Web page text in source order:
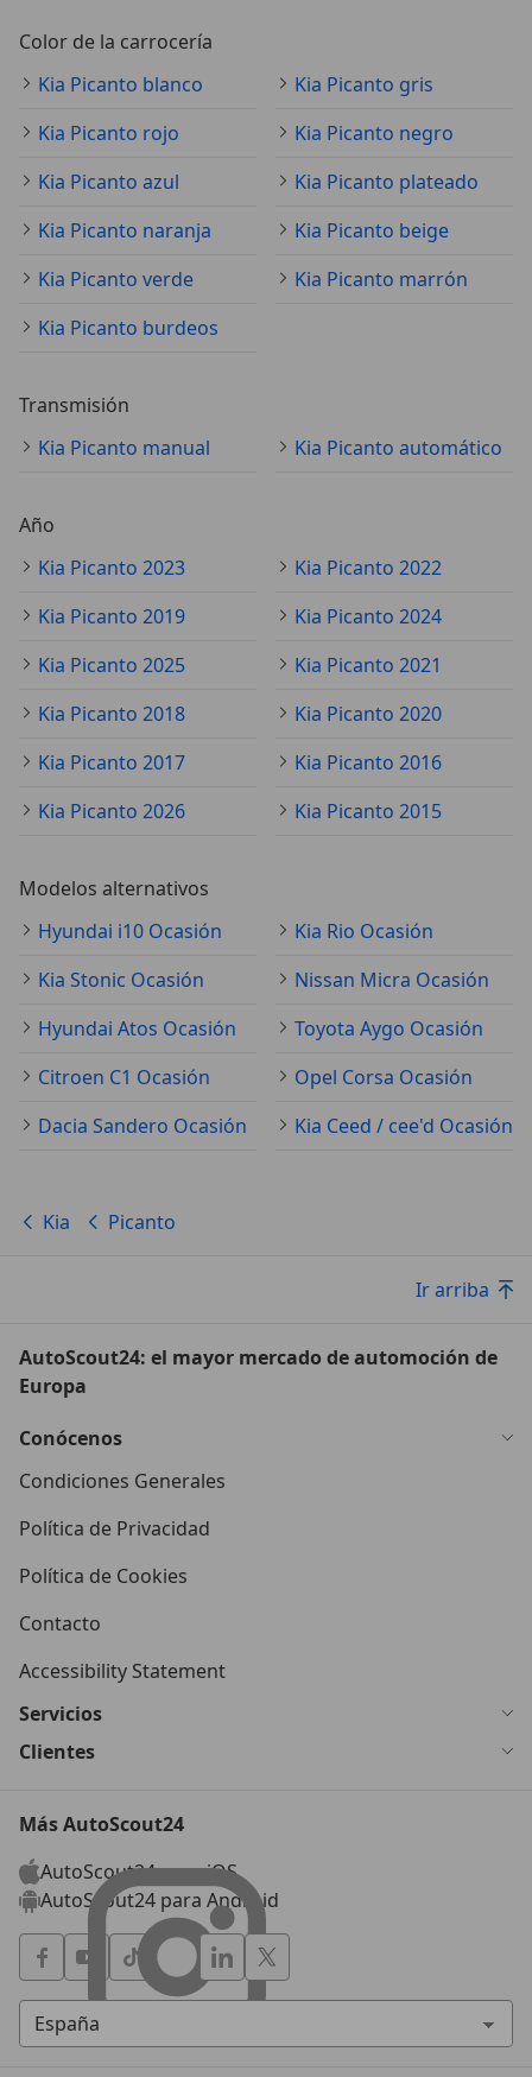
Color de la carrocería
Kia Picanto blanco
Kia Picanto gris
Kia Picanto rojo
Kia Picanto negro
Kia Picanto azul
Kia Picanto plateado
Kia Picanto naranja
Kia Picanto beige
Kia Picanto verde
Kia Picanto marrón
Kia Picanto burdeos
Transmisión
Kia Picanto manual
Kia Picanto automático
Año
Kia Picanto 2023
Kia Picanto 2022
Kia Picanto 2019
Kia Picanto 2024
Kia Picanto 2025
Kia Picanto 2021
Kia Picanto 2018
Kia Picanto 2020
Kia Picanto 2017
Kia Picanto 2016
Kia Picanto 2026
Kia Picanto 2015
Modelos alternativos
Hyundai i10 Ocasión
Kia Rio Ocasión
Kia Stonic Ocasión
Nissan Micra Ocasión
Hyundai Atos Ocasión
Toyota Aygo Ocasión
Citroen C1 Ocasión
Opel Corsa Ocasión
Dacia Sandero Ocasión
Kia Ceed / cee'd Ocasión
Kia Picanto
Ir arriba
AutoScout24: el mayor mercado de automoción de
Europa
Conócenos
Condiciones Generales
Política de Privacidad
Política de Cookies
Contacto
Accessibility Statement
Servicios
Clientes
Más AutoScout24
AutoScout24 para iOS
AutoScout24 para Android